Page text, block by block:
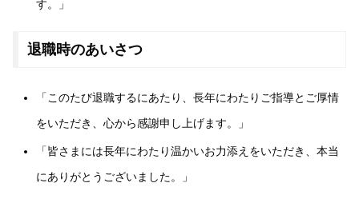
す。」
退職時のあいさつ
「このたび退職するにあたり、長年にわたりご指導とご厚情
をいただき、心から感謝申し上げます。」
「皆さまには長年にわたり温かいお力添えをいただき、本当
にありがとうございました。」